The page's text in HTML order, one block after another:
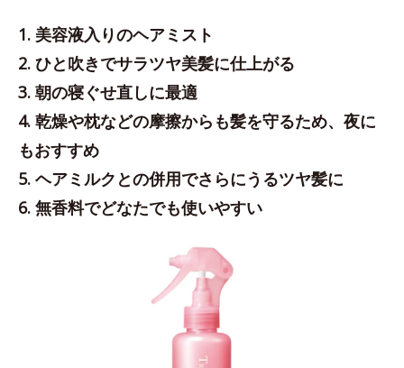
1. 美容液入りのヘアミスト
2. ひと吹きでサラツヤ美髪に仕上がる
3. 朝の寝ぐせ直しに最適
4. 乾燥や枕などの摩擦からも髪を守るため、夜に
もおすすめ
5. ヘアミルクとの併用でさらにうるツヤ髪に
6. 無香料でどなたでも使いやすい